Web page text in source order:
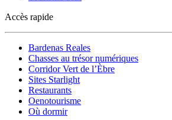
Accès rapide
Bardenas Reales
Chasses au trésor numériques
Corridor Vert de l’Èbre
Sites Starlight
Restaurants
Oenotourisme
Où dormir